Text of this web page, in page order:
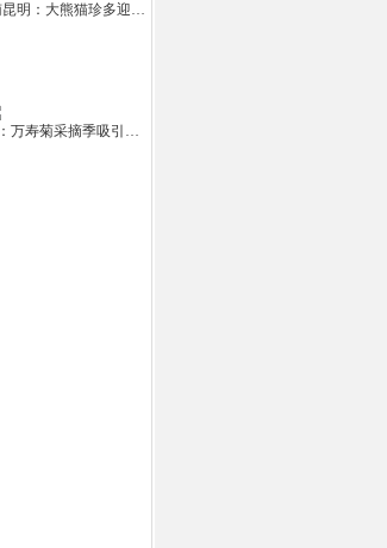
“云南昆明：大熊猫珍多迎来10岁生日
丘北：万寿菊采摘季吸引游客打卡